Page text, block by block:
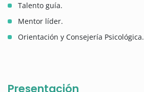
Talento guía.
Mentor líder.
Orientación y Consejería Psicológica.
Presentación